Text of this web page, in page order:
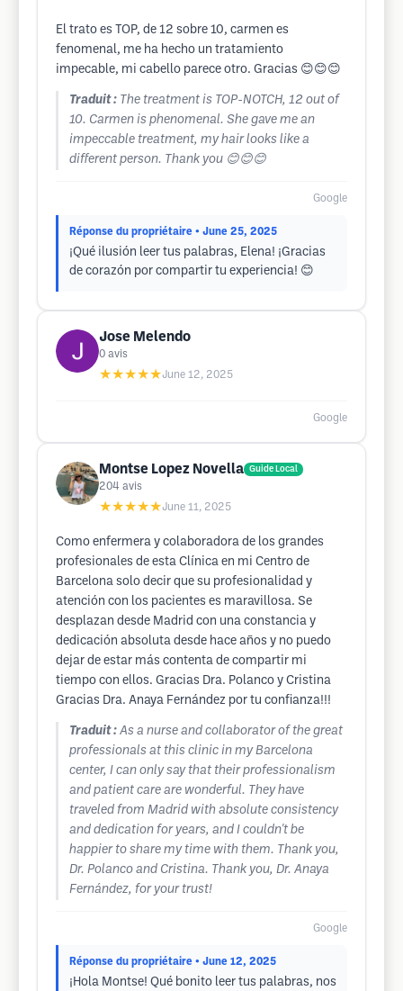
El trato es TOP, de 12 sobre 10, carmen es
fenomenal, me ha hecho un tratamiento
impecable, mi cabello parece otro. Gracias 😊😊😊
Traduit : The treatment is TOP-NOTCH, 12 out of
10. Carmen is phenomenal. She gave me an
impeccable treatment, my hair looks like a
different person. Thank you 😊😊😊
Google
Réponse du propriétaire • June 25, 2025
¡Qué ilusión leer tus palabras, Elena! ¡Gracias
de corazón por compartir tu experiencia! 😊
Jose Melendo
0 avis
★★★★★June 12, 2025
Google
Montse Lopez Novella Guide Local
204 avis
★★★★★June 11, 2025
Como enfermera y colaboradora de los grandes
profesionales de esta Clínica en mi Centro de
Barcelona solo decir que su profesionalidad y
atención con los pacientes es maravillosa. Se
desplazan desde Madrid con una constancia y
dedicación absoluta desde hace años y no puedo
dejar de estar más contenta de compartir mi
tiempo con ellos. Gracias Dra. Polanco y Cristina
Gracias Dra. Anaya Fernández por tu confianza!!!
Traduit : As a nurse and collaborator of the great
professionals at this clinic in my Barcelona
center, I can only say that their professionalism
and patient care are wonderful. They have
traveled from Madrid with absolute consistency
and dedication for years, and I couldn't be
happier to share my time with them. Thank you,
Dr. Polanco and Cristina. Thank you, Dr. Anaya
Fernández, for your trust!
Google
Réponse du propriétaire • June 12, 2025
¡Hola Montse! Qué bonito leer tus palabras, nos